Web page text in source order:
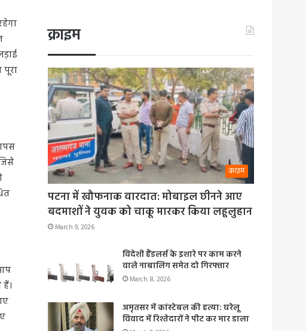
क्राइम
क्राइम
पटना में खौफनाक वारदात: मोबाइल छीनने आए
बदमाशों ने युवक को चाकू मारकर किया लहूलुहान
March 9, 2026
विदेशी हैंडलर्स के इशारे पर काम करने
वाले नाबालिग समेत दो गिरफ्तार
March 8, 2026
अमृतसर में कांस्टेबल की हत्या: घरेलू
विवाद में रिश्तेदारों ने पीट कर मार डाला